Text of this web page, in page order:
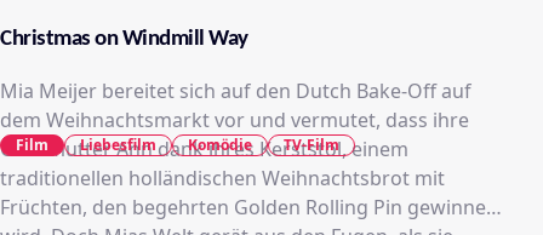
Christmas on Windmill Way
Mia Meijer bereitet sich auf den Dutch Bake-Off auf
dem Weihnachtsmarkt vor und vermutet, dass ihre
Großmutter Ann dank ihres Kerststol, einem
traditionellen holländischen Weihnachtsbrot mit
Früchten, den begehrten Golden Rolling Pin gewinnen
Film Liebesfilm Komödie TV-Film